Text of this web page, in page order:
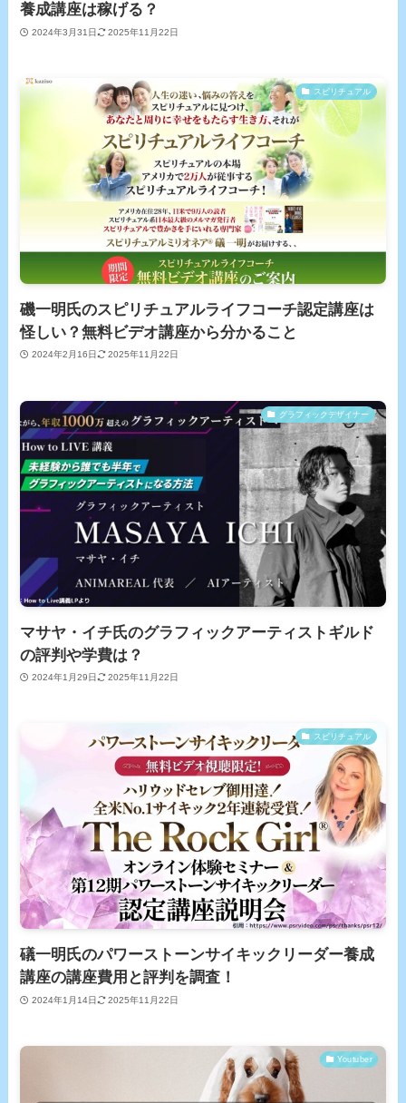
養成講座は稼げる？
2024年3月31日 2025年11月22日
スピリチュアル
磯一明氏のスピリチュアルライフコーチ認定講座は
怪しい？無料ビデオ講座から分かること
2024年2月16日 2025年11月22日
グラフィックデザイナー
マサヤ・イチ氏のグラフィックアーティストギルド
の評判や学費は？
2024年1月29日 2025年11月22日
スピリチュアル
礒一明氏のパワーストーンサイキックリーダー養成
講座の講座費用と評判を調査！
2024年1月14日 2025年11月22日
Youtuber